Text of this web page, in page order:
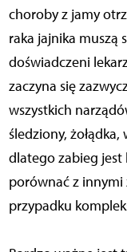
choroby z jamy
raka jajnika muszą
doświadczeni
zaczyna się
wszystkich
śledziony,
dlatego zabieg
porównać z
przypadku